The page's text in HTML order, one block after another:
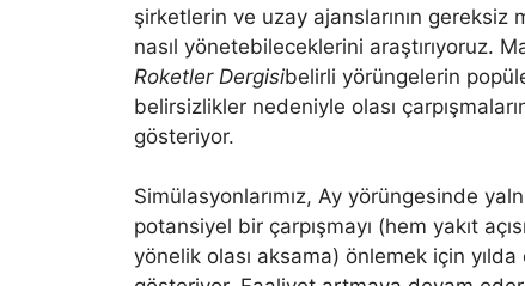
şirketlerin ve uzay ajanslarının
nasıl yönetebileceklerini araştırıyoruz.
Roketler Dergisibelirli yörüngelerin
belirsizlikler nedeniyle olası
gösteriyor.
Simülasyonlarımız, Ay yörüngesinde
potansiyel bir çarpışmayı (hem yakıt
yönelik olası aksama) önlemek için